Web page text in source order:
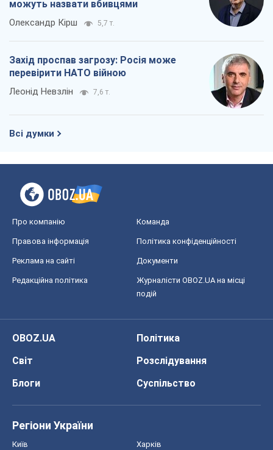
можуть назвати вбивцями
Олександр Кірш 5,7 т.
Захід проспав загрозу: Росія може
перевірити НАТО війною
Леонід Невзлін 7,6 т.
Всі думки
Про компанію Команда
Правова інформація Політика конфіденційності
Реклама на сайті Документи
Редакційна політика
Журналісти OBOZ.UA на місці
подій
OBOZ.UA
Політика
Світ
Розслідування
Блоги
Суспільство
Регіони України
Київ Харків